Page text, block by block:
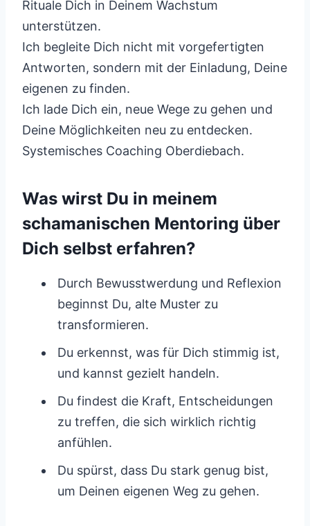
Rituale Dich in Deinem Wachstum
unterstützen.
Ich begleite Dich nicht mit vorgefertigten
Antworten, sondern mit der Einladung, Deine
eigenen zu finden.
Ich lade Dich ein, neue Wege zu gehen und
Deine Möglichkeiten neu zu entdecken.
Systemisches Coaching Oberdiebach.
Was wirst Du in meinem
schamanischen Mentoring über
Dich selbst erfahren?
Durch Bewusstwerdung und Reflexion
beginnst Du, alte Muster zu
transformieren.
Du erkennst, was für Dich stimmig ist,
und kannst gezielt handeln.
Du findest die Kraft, Entscheidungen
zu treffen, die sich wirklich richtig
anfühlen.
Du spürst, dass Du stark genug bist,
um Deinen eigenen Weg zu gehen.